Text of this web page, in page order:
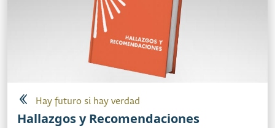
Hay futuro si hay verdad
Hallazgos y Recomendaciones